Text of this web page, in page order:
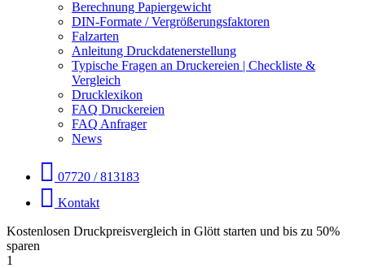
Berechnung Papiergewicht
DIN-Formate / Vergrößerungsfaktoren
Falzarten
Anleitung Druckdatenerstellung
Typische Fragen an Druckereien | Checkliste &
Vergleich
Drucklexikon
FAQ Druckereien
FAQ Anfrager
News
07720 / 813183
Kontakt
Kostenlosen Druckpreisvergleich in Glött starten und bis zu 50%
sparen
1